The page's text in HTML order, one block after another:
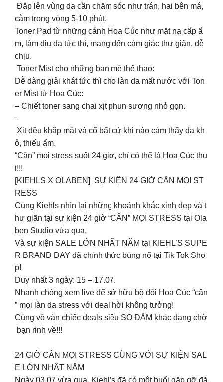
Đắp lên vùng da cần chăm sóc như trán, hai bên má,
cằm trong vòng 5-10 phút.
Toner Pad từ những cánh Hoa Cúc như mặt nạ cấp ẩ
m, làm dịu da tức thì, mang đến cảm giác thư giãn, dễ
chịu.
Toner Mist cho những bạn mê thể thao:
Dễ dàng giải khát tức thì cho làn da mất nước với Ton
er Mist từ Hoa Cúc:
– Chiết toner sang chai xịt phun sương nhỏ gọn.
–
Xịt đều khắp mặt và cổ bất cứ khi nào cảm thấy da kh
ô, thiếu ẩm.
“Cân” mọi stress suốt 24 giờ, chỉ có thể là Hoa Cúc thu
i!!!
[KIEHLS X OLABEN] SỰ KIỆN 24 GIỜ CÂN MỌI ST
RESS
Cùng Kiehls nhìn lại những khoảnh khắc xinh đẹp và t
hư giãn tại sự kiện 24 giờ “CÂN” MỌI STRESS tại Ola
ben Studio vừa qua.
Và sự kiện SALE LỚN NHẤT NĂM tại KIEHL’S SUPE
R BRAND DAY đã chính thức bùng nổ tại Tik Tok Sho
p!
Duy nhất 3 ngày: 15 – 17.07.
Nhanh chóng xem live để sở hữu bộ đôi Hoa Cúc “cân
” mọi làn da stress với deal hời không tưởng!
Cùng vô vàn chiếc deals siêu SO ĐẬM khác đang chờ
bạn rinh về!!!
24 GIỜ CÂN MỌI STRESS CÙNG VỚI SỰ KIỆN SAL
E LỚN NHẤT NĂM
Ngày 03.07 vừa qua, Kiehl’s đã có một buổi gặp gỡ đặ